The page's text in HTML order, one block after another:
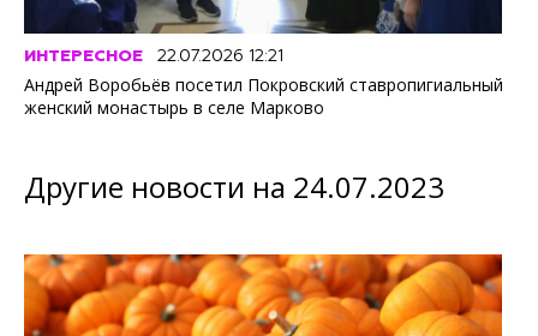
ИНТЕРЕСНОЕ 22.07.2026 12:21
Андрей Воробьёв посетил Покровский ставропигиальный
женский монастырь в селе Марково
Другие новости на 24.07.2023